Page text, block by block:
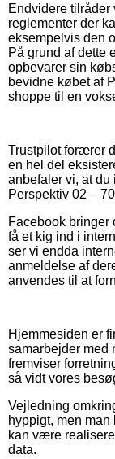
Endvidere
reglementer der
eksempelvis den
På grund af dette
opbevarer sin
bevidne købet af
shoppe til en
Trustpilot forærer
en hel del
anbefaler vi, at du
Perspektiv 02 –
Facebook bringer
få et kig ind i
ser vi endda
anmeldelse af
anvendes til at
Hjemmesiden er
samarbejder med
fremviser
så vidt vores
Vejledning
hyppigt, men
kan være
data.